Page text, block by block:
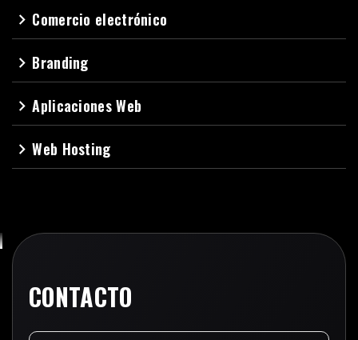
navigate_next Comercio electrónico
navigate_next Branding
navigate_nextAplicaciones Web
navigate_nextWeb Hosting
CONTACTO